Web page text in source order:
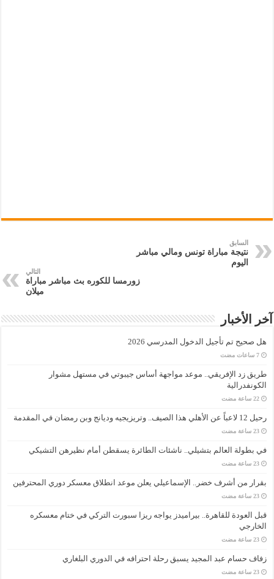
السابق
نتيجة مباراة تونس ومالي مباشر
اليوم
التالي
زورمسا للكوره بث مباشر مباراة
ميلان
آخر الأخبار
هل صحيح تم تأجيل الدخول المدرسي 2026
‏7 ساعات مضت
طريق زد الإفريقي.. موعد مواجهة أساس جيبوتي في مستهل مشوار
الكونفدرالية
‏22 ساعة مضت
رحيل 12 لاعباً عن الأهلي هذا الصيف.. وتريزيجيه وديانج وبن رمضان في المقدمة
‏23 ساعة مضت
في بطولة العالم بتشيلي.. ناشئات الطائرة يسقطن أمام نظيرهن التشيكي
‏23 ساعة مضت
بقرار من أشرف خضر.. الإسماعيلي يعلن موعد انطلاق معسكر دوري المحترفين
‏23 ساعة مضت
قبل العودة للقاهرة.. بيراميدز يواجه ريزا سبورت التركي في ختام معسكره
الخارجي
‏23 ساعة مضت
زفاف حسام عبد المجيد يسبق رحلة احترافه في الدوري البلغاري
‏23 ساعة مضت